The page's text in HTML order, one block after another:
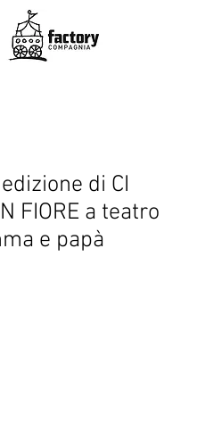
di CI
FIORE a teatro
e papà